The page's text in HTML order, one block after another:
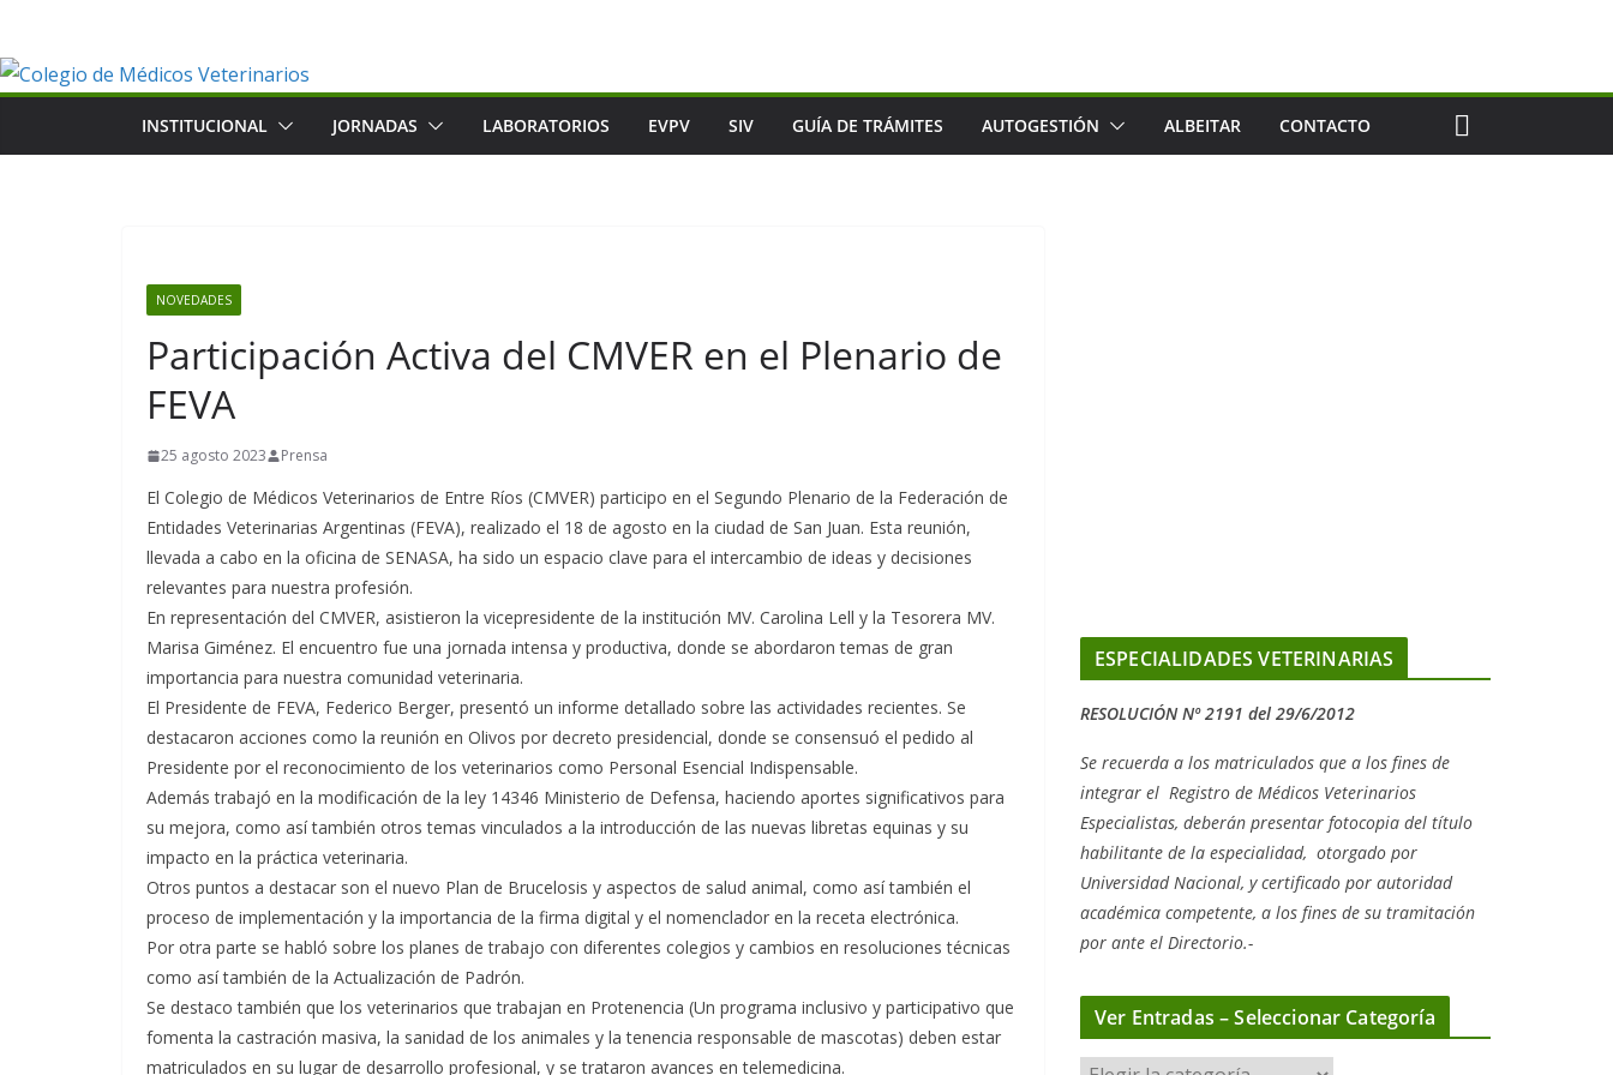
contenido
INSTITUCIONAL JORNADAS LABORATORIOS EVPV SIV GUÍA DE TRÁMITES AUTOGESTIÓN ALBEITAR CONTACTO
NOVEDADES
Participación Activa del CMVER en el Plenario de
FEVA
25 agosto 2023 Prensa
El Colegio de Médicos Veterinarios de Entre Ríos (CMVER) participo en el Segundo Plenario de la Federación de
Entidades Veterinarias Argentinas (FEVA), realizado el 18 de agosto en la ciudad de San Juan. Esta reunión,
llevada a cabo en la oficina de SENASA, ha sido un espacio clave para el intercambio de ideas y decisiones
relevantes para nuestra profesión.
En representación del CMVER, asistieron la vicepresidente de la institución MV. Carolina Lell y la Tesorera MV.
Marisa Giménez. El encuentro fue una jornada intensa y productiva, donde se abordaron temas de gran
importancia para nuestra comunidad veterinaria.
El Presidente de FEVA, Federico Berger, presentó un informe detallado sobre las actividades recientes. Se
destacaron acciones como la reunión en Olivos por decreto presidencial, donde se consensuó el pedido al
Presidente por el reconocimiento de los veterinarios como Personal Esencial Indispensable.
Además trabajó en la modificación de la ley 14346 Ministerio de Defensa, haciendo aportes significativos para
su mejora, como así también otros temas vinculados a la introducción de las nuevas libretas equinas y su
impacto en la práctica veterinaria.
Otros puntos a destacar son el nuevo Plan de Brucelosis y aspectos de salud animal, como así también el
proceso de implementación y la importancia de la firma digital y el nomenclador en la receta electrónica.
Por otra parte se habló sobre los planes de trabajo con diferentes colegios y cambios en resoluciones técnicas
como así también de la Actualización de Padrón.
Se destaco también que los veterinarios que trabajan en Protenencia (Un programa inclusivo y participativo que
fomenta la castración masiva, la sanidad de los animales y la tenencia responsable de mascotas) deben estar
matriculados en su lugar de desarrollo profesional, y se trataron avances en telemedicina.
ESPECIALIDADES VETERINARIAS
RESOLUCIÓN Nº 2191 del 29/6/2012
Se recuerda a los matriculados que a los fines de
integrar el Registro de Médicos Veterinarios
Especialistas, deberán presentar fotocopia del título
habilitante de la especialidad, otorgado por
Universidad Nacional, ycertificado por autoridad
académica competente, a los fines de su tramitación
por ante el Directorio.-
Ver Entradas – Seleccionar Categoría